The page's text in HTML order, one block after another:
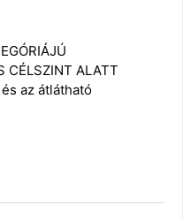
CÉLSZINT ALATT
az átlátható